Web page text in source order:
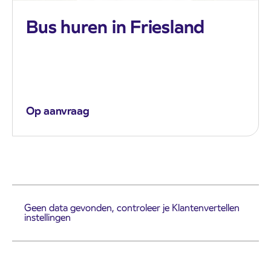
Bus huren in Friesland
Op aanvraag
Geen data gevonden, controleer je Klantenvertellen
instellingen